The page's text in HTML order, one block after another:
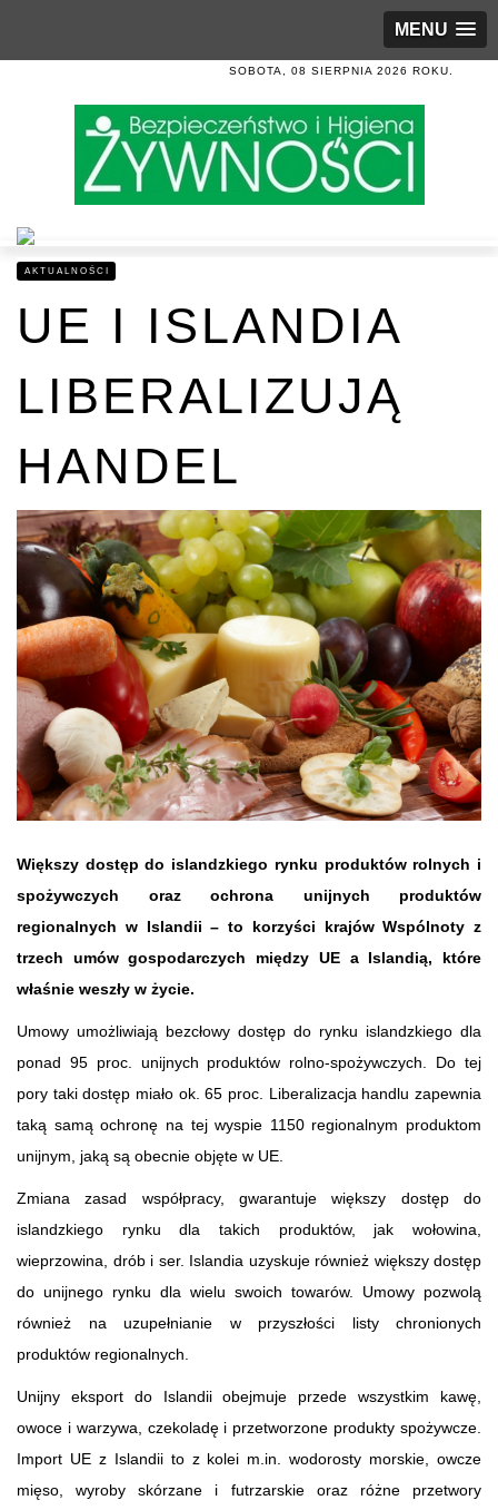
MENU
SOBOTA, 08 SIERPNIA 2026 ROKU.
AKTUALNOŚCI
UE I ISLANDIA
LIBERALIZUJĄ
HANDEL
Większy dostęp do islandzkiego rynku produktów rolnych i
spożywczych oraz ochrona unijnych produktów
regionalnych w Islandii – to korzyści krajów Wspólnoty z
trzech umów gospodarczych między UE a Islandią, które
właśnie weszły w życie.
Umowy umożliwiają bezcłowy dostęp do rynku islandzkiego dla
ponad 95 proc. unijnych produktów rolno-spożywczych. Do tej
pory taki dostęp miało ok. 65 proc. Liberalizacja handlu zapewnia
taką samą ochronę na tej wyspie 1150 regionalnym produktom
unijnym, jaką są obecnie objęte w UE.
Zmiana zasad współpracy, gwarantuje większy dostęp do
islandzkiego rynku dla takich produktów, jak wołowina,
wieprzowina, drób i ser. Islandia uzyskuje również większy dostęp
do unijnego rynku dla wielu swoich towarów. Umowy pozwolą
również na uzupełnianie w przyszłości listy chronionych
produktów regionalnych.
Unijny eksport do Islandii obejmuje przede wszystkim kawę,
owoce i warzywa, czekoladę i przetworzone produkty spożywcze.
Import UE z Islandii to z kolei m.in. wodorosty morskie, owcze
mięso, wyroby skórzane i futrzarskie oraz różne przetwory